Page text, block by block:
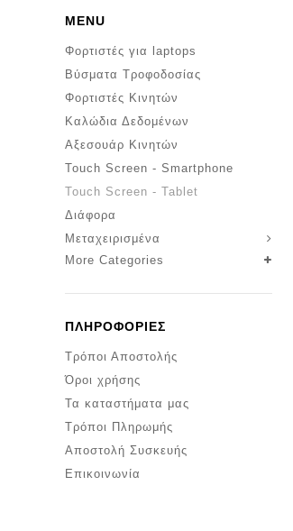
MENU
Φορτιστές για laptops
Βύσματα Τροφοδοσίας
Φορτιστές Κινητών
Καλώδια Δεδομένων
Αξεσουάρ Κινητών
Touch Screen - Smartphone
Touch Screen - Tablet
Διάφορα
Μεταχειρισμένα
More Categories
ΠΛΗΡΟΦΟΡΊΕΣ
Τρόποι Αποστολής
Όροι χρήσης
Τα καταστήματα μας
Τρόποι Πληρωμής
Αποστολή Συσκευής
Επικοινωνία